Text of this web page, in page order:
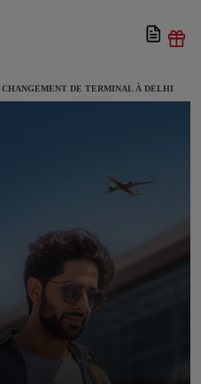
CHANGEMENT DE TERMINAL À DELHI